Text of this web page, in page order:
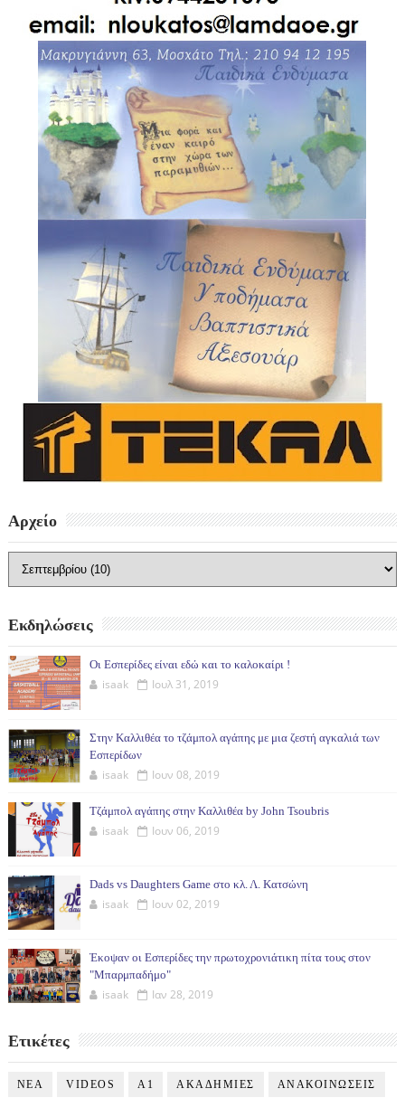
Αρχείο
Εκδηλώσεις
Οι Εσπερίδες είναι εδώ και το καλοκαίρι !
isaak Ιουλ 31, 2019
Στην Καλλιθέα το τζάμπολ αγάπης με μια ζεστή αγκαλιά των
Εσπερίδων
isaak Ιουν 08, 2019
Τζάμπολ αγάπης στην Καλλιθέα by John Tsoubris
isaak Ιουν 06, 2019
Dads vs Daughters Game στο κλ. Λ. Κατσώνη
isaak Ιουν 02, 2019
Έκοψαν οι Εσπερίδες την πρωτοχρονιάτικη πίτα τους στον
"Μπαρμπαδήμο"
isaak Ιαν 28, 2019
Ετικέτες
NEA VIDEOS Α1 ΑΚΑΔΗΜΙΕΣ ΑΝΑΚΟΙΝΩΣΕΙΣ